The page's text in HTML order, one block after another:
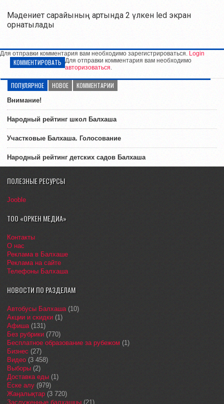
Мәдениет сарайының артында 2 үлкен led экран
орнатылады
Для отправки комментария вам необходимо зарегистрироваться. Login
КОММЕНТИРОВАТЬ Для отправки комментария вам необходимо
авторизоваться.
ПОПУЛЯРНОЕ НОВОЕ КОММЕНТАРИИ
Внимание!
Народный рейтинг школ Балхаша
Участковые Балхаша. Голосование
Народный рейтинг детских садов Балхаша
ПОЛЕЗНЫЕ РЕСУРСЫ
Jooble
ТОО «ОРКЕН МЕДИА»
Контакты
О нас
Реклама в Балхаше
Реклама на сайте
Телефоны Балхаша
НОВОСТИ ПО РАЗДЕЛАМ
Автобусы Балхаша(10)
Акции и скидки (1)
Афиша(131)
Без рубрики (770)
Бесплатное образование за рубежом (1)
Бизнес (27)
Видео (3 458)
Выборы (2)
Доставка еды (1)
Еске алу (979)
Жаңалықтар (3 720)
Заслуженные балхашцы (21)